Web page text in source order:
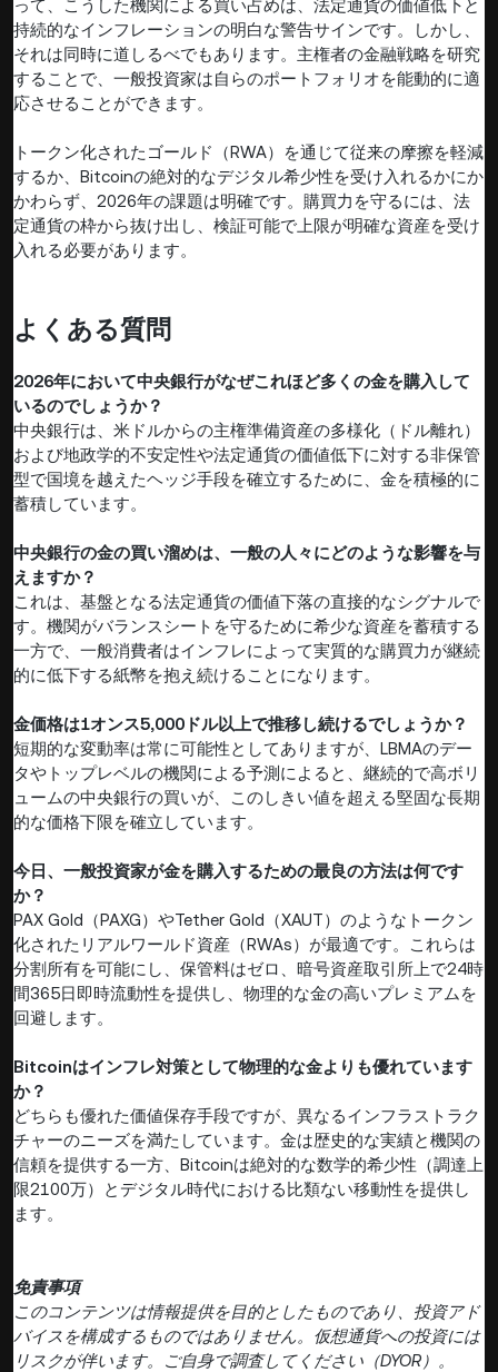
って、こうした機関による買い占めは、法定通貨の価値低下と
持続的なインフレーションの明白な警告サインです。しかし、
それは同時に道しるべでもあります。主権者の金融戦略を研究
することで、一般投資家は自らのポートフォリオを能動的に適
応させることができます。
トークン化されたゴールド（RWA）を通じて従来の摩擦を軽減
するか、Bitcoinの絶対的なデジタル希少性を受け入れるかにか
かわらず、2026年の課題は明確です。購買力を守るには、法
定通貨の枠から抜け出し、検証可能で上限が明確な資産を受け
入れる必要があります。
よくある質問
2026年において中央銀行がなぜこれほど多くの金を購入して
いるのでしょうか？
中央銀行は、米ドルからの主権準備資産の多様化（ドル離れ）
および地政学的不安定性や法定通貨の価値低下に対する非保管
型で国境を越えたヘッジ手段を確立するために、金を積極的に
蓄積しています。
中央銀行の金の買い溜めは、一般の人々にどのような影響を与
えますか？
これは、基盤となる法定通貨の価値下落の直接的なシグナルで
す。機関がバランスシートを守るために希少な資産を蓄積する
一方で、一般消費者はインフレによって実質的な購買力が継続
的に低下する紙幣を抱え続けることになります。
金価格は1オンス5,000ドル以上で推移し続けるでしょうか？
短期的な変動率は常に可能性としてありますが、LBMAのデー
タやトップレベルの機関による予測によると、継続的で高ボリ
ュームの中央銀行の買いが、このしきい値を超える堅固な長期
的な価格下限を確立しています。
今日、一般投資家が金を購入するための最良の方法は何です
か？
PAX Gold（PAXG）やTether Gold（XAUT）のようなトークン
化されたリアルワールド資産（RWAs）が最適です。これらは
分割所有を可能にし、保管料はゼロ、暗号資産取引所上で24時
間365日即時流動性を提供し、物理的な金の高いプレミアムを
回避します。
Bitcoinはインフレ対策として物理的な金よりも優れています
か？
どちらも優れた価値保存手段ですが、異なるインフラストラク
チャーのニーズを満たしています。金は歴史的な実績と機関の
信頼を提供する一方、Bitcoinは絶対的な数学的希少性（調達上
限2100万）とデジタル時代における比類ない移動性を提供し
ます。
免責事項
このコンテンツは情報提供を目的としたものであり、投資アド
バイスを構成するものではありません。仮想通貨への投資には
リスクが伴います。ご自身で調査してください（DYOR）。